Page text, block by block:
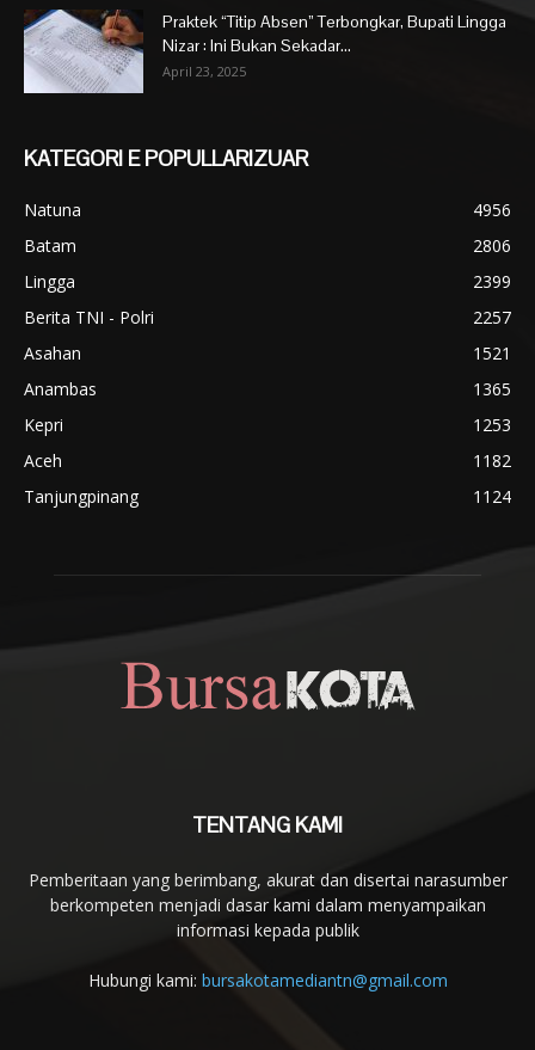
Praktek “Titip Absen” Terbongkar, Bupati Lingga
Nizar : Ini Bukan Sekadar...
April 23, 2025
KATEGORI E POPULLARIZUAR
Natuna
4956
Batam
2806
Lingga
2399
Berita TNI - Polri
2257
Asahan
1521
Anambas
1365
Kepri
1253
Aceh
1182
Tanjungpinang
1124
TENTANG KAMI
Pemberitaan yang berimbang, akurat dan disertai narasumber
berkompeten menjadi dasar kami dalam menyampaikan
informasi kepada publik
Hubungi kami: bursakotamediantn@gmail.com